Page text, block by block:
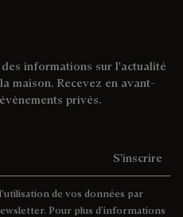
informations sur l'actualité
maison. Recevez en avant-
privés.
S'inscrire
de vos données par
Pour plus d’informations